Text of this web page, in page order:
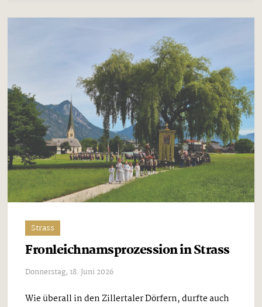
Strass
Fronleichnamsprozession in Strass
Donnerstag, 18. Juni 2026
Wie überall in den Zillertaler Dörfern, durfte auch